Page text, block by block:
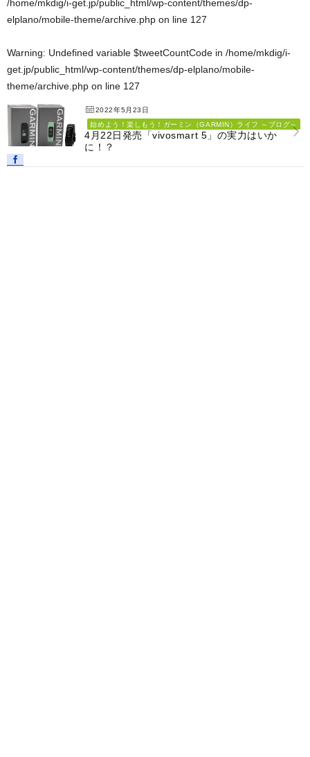
/home/mkdig/i-get.jp/public_html/wp-content/themes/dp-
elplano/mobile-theme/archive.php on line 127
Warning: Undefined variable $tweetCountCode in /home/mkdig/i-
get.jp/public_html/wp-content/themes/dp-elplano/mobile-
theme/archive.php on line 127
2022年5月23日
始めよう！楽しもう！ガーミン（GARMIN）ライフ ～ブログ～
4月22日発売「vivosmart 5」の実力はいか
に！？